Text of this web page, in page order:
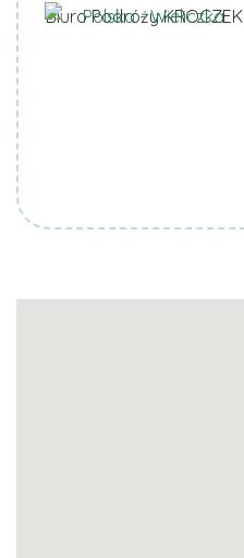
Biuro Podróży KROCZEK